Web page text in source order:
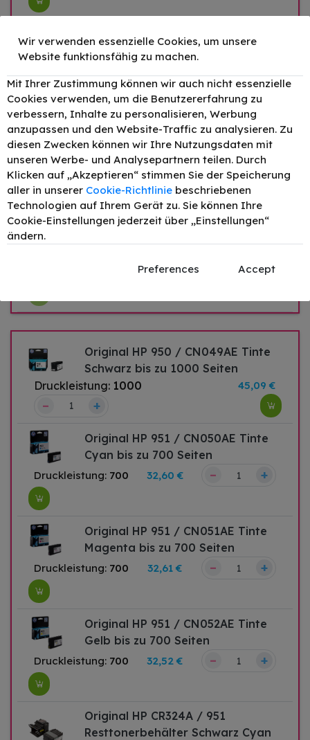
Tinte Cyan bis zu 1500 Seiten 17ml
Original HP 951XL / CN047AE
Tinte Magenta bis zu 1500 Seiten
17ml
Druckleistung:1500 60,67 € – +
60,06 € +
Original HP 950 / CN049AE Tinte
Schwarz bis zu 1000 Seiten
Druckleistung: 1000 45,09 €
– +
Original HP 951 / CN050AE Tinte
Cyan bis zu 700 Seiten
Druckleistung: 700 32,60 € – +
Original HP 951 / CN051AE Tinte
Magenta bis zu 700 Seiten
Druckleistung: 700 32,61 € – +
Original HP 951 / CN052AE Tinte
Gelb bis zu 700 Seiten
Druckleistung: 700 32,52 € – +
Original HP CR324A / 951
Resttonerbehälter Schwarz Cyan
Wir verwenden essenzielle Cookies, um unsere
Website funktionsfähig zu machen.
Mit Ihrer Zustimmung können wir auch nicht essenzielle
Cookies verwenden, um die Benutzererfahrung zu
verbessern, Inhalte zu personalisieren, Werbung
anzupassen und den Website-Traffic zu analysieren. Zu
diesen Zwecken können wir Ihre Nutzungsdaten mit
unseren Werbe- und Analysepartnern teilen. Durch
Klicken auf „Akzeptieren“ stimmen Sie der Speicherung
aller in unserer Cookie-Richtlinie beschriebenen
Technologien auf Ihrem Gerät zu. Sie können Ihre
Cookie-Einstellungen jederzeit über „Einstellungen“
ändern.
Preferences Accept